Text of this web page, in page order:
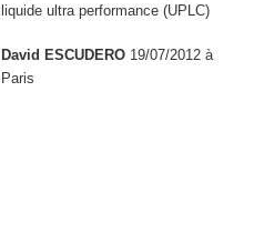
liquide ultra performance (UPLC)
David ESCUDERO 19/07/2012 à
Paris